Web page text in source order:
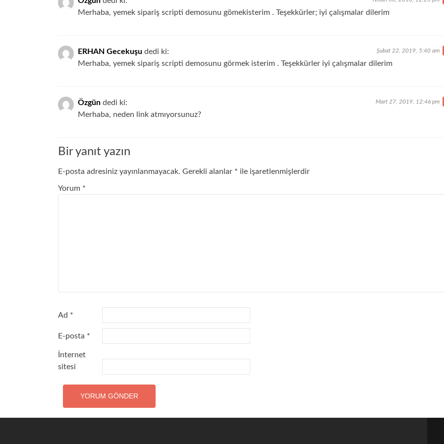
Merhaba, yemek sipariş scripti demosunu gömekisterim . Teşekkürler; iyi çalışmalar dilerim
ERHAN Gecekuşu dedi ki: Şubat 22, 2019, 5:40 am
Merhaba, yemek sipariş scripti demosunu görmek isterim . Teşekkürler iyi çalışmalar dilerim
Özgün dedi ki: Mart 27, 2019, 12:46 pm
Merhaba, neden link atmıyorsunuz?
Bir yanıt yazın
E-posta adresiniz yayınlanmayacak. Gerekli alanlar * ile işaretlenmişlerdir
Yorum *
Ad *
E-posta *
İnternet
sitesi